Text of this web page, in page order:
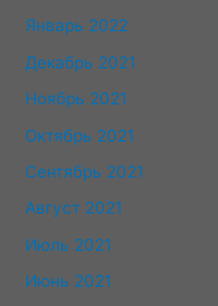
Январь 2022
Декабрь 2021
Ноябрь 2021
Октябрь 2021
Сентябрь 2021
Август 2021
Июль 2021
Июнь 2021